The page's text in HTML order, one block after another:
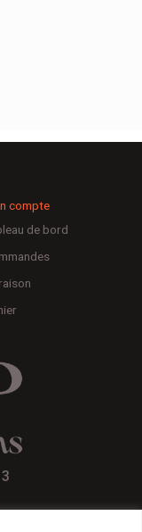
compte
de bord